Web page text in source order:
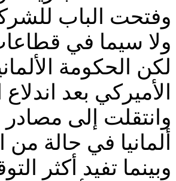
وفتحت الباب
ولا سيما في
لكن الحكومة
الأميركي بعد
وانتقلت إلى مصادر
ألمانيا في حالة
وبينما تفيد أكثر